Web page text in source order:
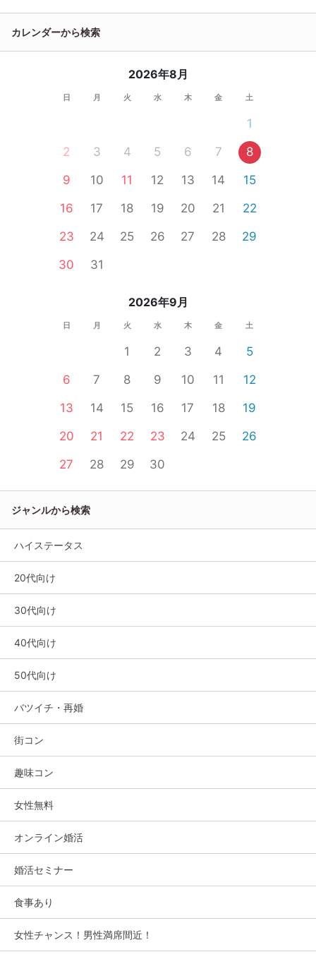
カレンダーから検索
2026年8月
日 月 火 水 木 金 土
1
2
3 4 5 6 7
8
9
10 11 12 13 14
15
16
17 18 19 20 21
22
23
24 25 26 27 28
29
30
31
2026年9月
日 月 火 水 木 金 土
1 2 3 4
5
6
7 8 9 10 11
12
13
14 15 16 17 18
19
20
21 22 23 24 25
26
27
28 29 30
ジャンルから検索
ハイステータス
20代向け
30代向け
40代向け
50代向け
バツイチ・再婚
街コン
趣味コン
女性無料
オンライン婚活
婚活セミナー
食事あり
女性チャンス！男性満席間近！